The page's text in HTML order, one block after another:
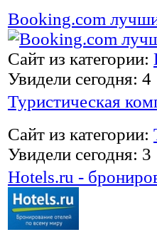
Booking.com
Сайт из категории:
Увидели сегодня: 4
Туристическая
Сайт из категории:
Увидели сегодня: 3
Hotels.ru -